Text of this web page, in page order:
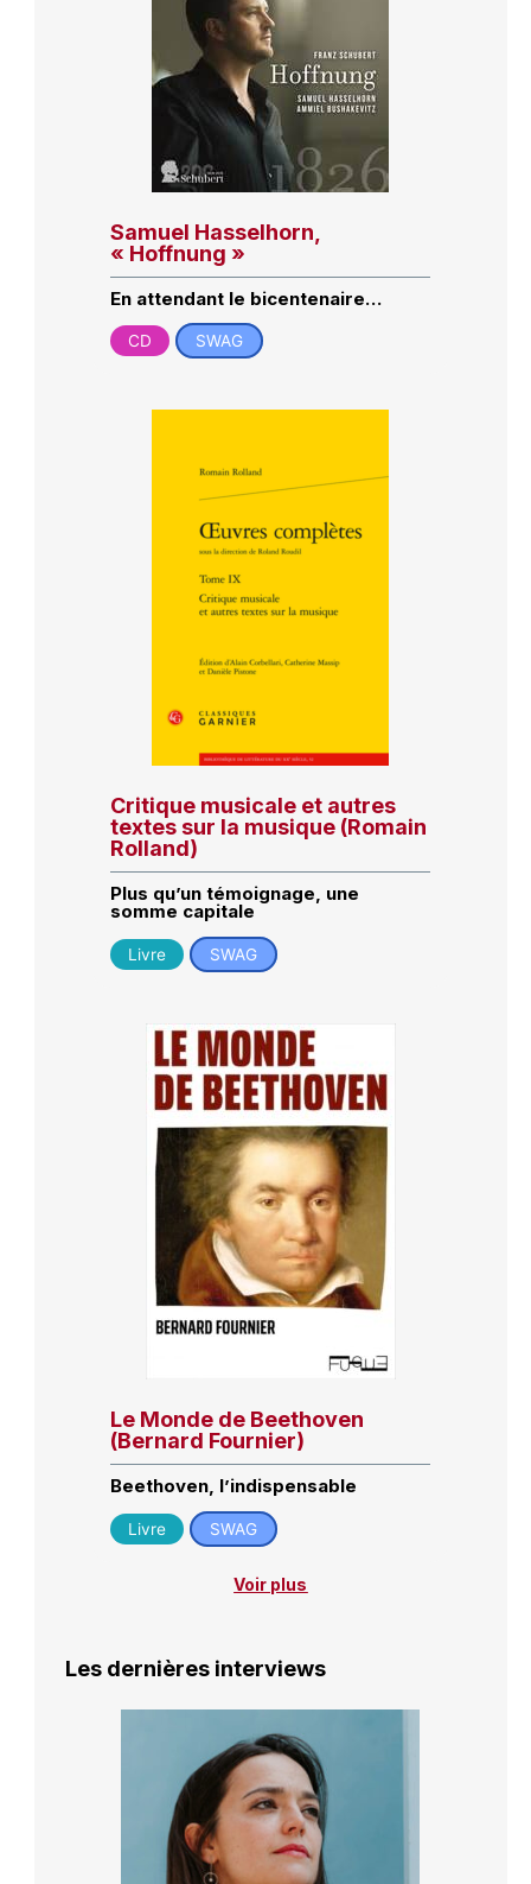
Samuel Hasselhorn,
« Hoffnung »
En attendant le bicentenaire…
CD SWAG
Critique musicale et autres
textes sur la musique (Romain
Rolland)
Plus qu’un témoignage, une
somme capitale
Livre SWAG
Le Monde de Beethoven
(Bernard Fournier)
Beethoven, l’indispensable
Livre SWAG
Voir plus
Les dernières interviews